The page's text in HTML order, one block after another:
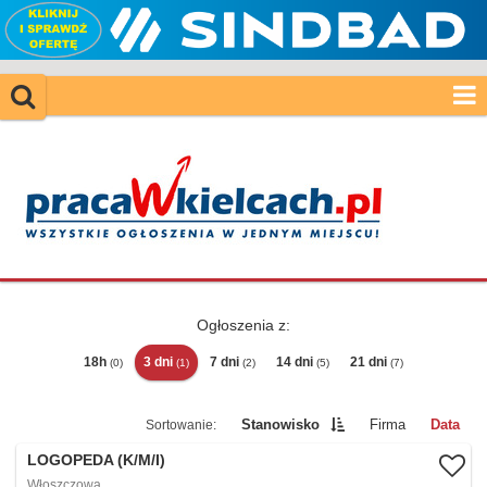
Ogłoszenia z:
18h (0) 3 dni (1) 7 dni (2) 14 dni (5) 21 dni (7)
Stanowisko Firma Data
LOGOPEDA (K/M/I)